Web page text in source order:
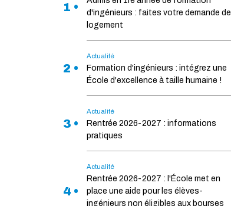
1 •
d'ingénieurs : faites votre demande de
logement
2 •
Actualité
Formation d'ingénieurs : intégrez une
École d'excellence à taille humaine !
3 •
Actualité
Rentrée 2026-2027 : informations
pratiques
4 •
Actualité
Rentrée 2026-2027 : l'École met en
place une aide pour les élèves-
ingénieurs non éligibles aux bourses